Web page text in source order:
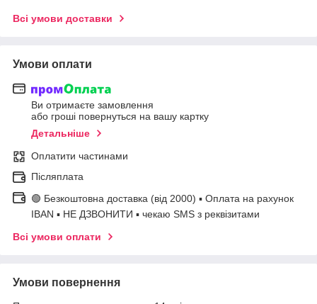
Всі умови доставки
Умови оплати
Ви отримаєте замовлення
або гроші повернуться на вашу картку
Детальніше
Оплатити частинами
Післяплата
🟢 Безкоштовна доставка (від 2000) ▪ Оплата на рахунок
IBAN ▪ НЕ ДЗВОНИТИ ▪ чекаю SMS з реквізитами
Всі умови оплати
Умови повернення